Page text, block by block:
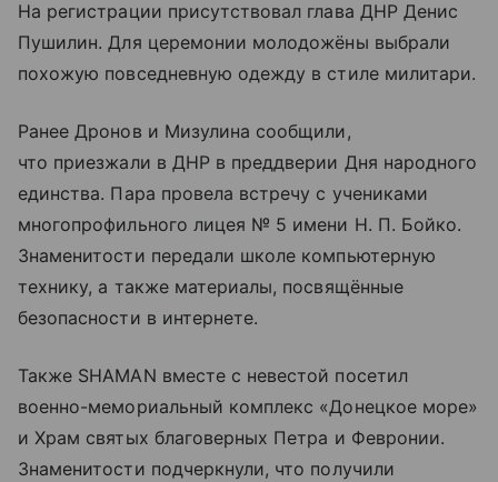
На регистрации присутствовал глава ДНР Денис
Пушилин. Для церемонии молодожёны выбрали
похожую повседневную одежду в стиле милитари.
Ранее Дронов и Мизулина сообщили,
что приезжали в ДНР в преддверии Дня народного
единства. Пара провела встречу с учениками
многопрофильного лицея № 5 имени Н. П. Бойко.
Знаменитости передали школе компьютерную
технику, а также материалы, посвящённые
безопасности в интернете.
Также SHAMAN вместе с невестой посетил
военно-мемориальный комплекс «Донецкое море»
и Храм святых благоверных Петра и Февронии.
Знаменитости подчеркнули, что получили